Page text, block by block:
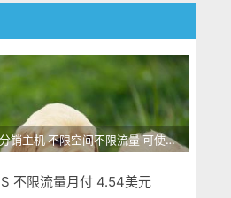
myownfreehost 免费分销主机 不限空间不限流量 可使用免费域名申请
不限流量月付 4.54美元